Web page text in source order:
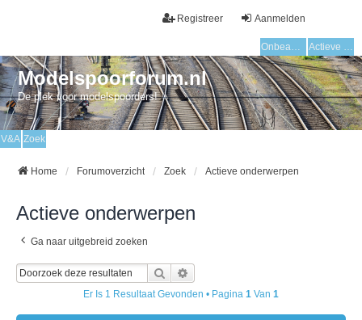
Aanmelden
Registreer
Onbeantwoorde onderwerpen Actieve onderwerpen
Modelspoorforum.nl
De plek voor modelspoorders!
V&A Zoek
Home Forumoverzicht Zoek Actieve onderwerpen
Actieve onderwerpen
Ga naar uitgebreid zoeken
Zoek
Er Is 1 Resultaat Gevonden • Pagina 1 Van 1